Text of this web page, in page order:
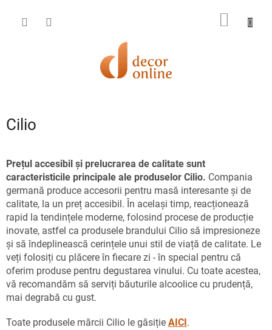
conținut
COŞ
Cilio
Prețul accesibil și prelucrarea de calitate sunt
caracteristicile principale ale produselor Cilio. Compania
germană produce accesorii pentru masă interesante și de
calitate, la un preț accesibil. În același timp, reacționează
rapid la tendințele moderne, folosind procese de producție
inovate, astfel ca produsele brandului Cilio să impresioneze
și să îndeplinească cerințele unui stil de viață de calitate. Le
veți folosiți cu plăcere în fiecare zi - în special pentru că
oferim produse pentru degustarea vinului. Cu toate acestea,
vă recomandăm să serviți băuturile alcoolice cu prudență,
mai degrabă cu gust.
Toate produsele mărcii Cilio le găsiție AICI.